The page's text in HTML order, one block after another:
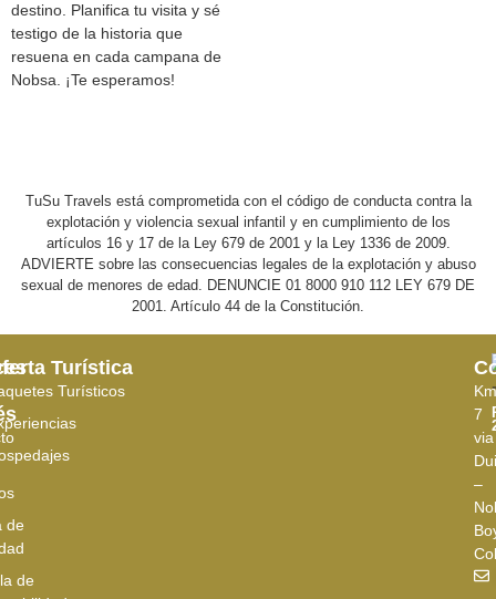
destino. Planifica tu visita y sé
testigo de la historia que
resuena en cada campana de
Nobsa. ¡Te esperamos!
TuSu Travels está comprometida con el código de conducta contra la
explotación y violencia sexual infantil y en cumplimiento de los
artículos 16 y 17 de la Ley 679 de 2001 y la Ley 1336 de 2009.
ADVIERTE sobre las consecuencias legales de la explotación y abuso
sexual de menores de edad. DENUNCIE 01 8000 910 112 LEY 679 DE
2001. Artículo 44 de la Constitución.
Turística
Turísticos
de
de
Km
7
via
–